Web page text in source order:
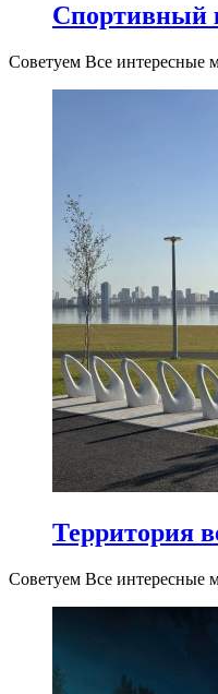
Спортивный
Советуем Все интересные
Территория
Советуем Все интересные